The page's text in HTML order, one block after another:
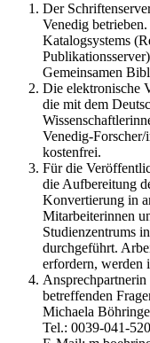
Der
Venedig
Katalogsystems
Gemeinsamen
Die elektronische
die mit dem
Venedig-
kostenfrei.
Für die
die Aufbereitung
Konvertierung in
Mitarbeiterinnen
Studienzentrums
durchgeführt.
erfordern, werden
betreffenden
Michaela
Tel.: 0039-041-